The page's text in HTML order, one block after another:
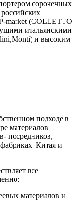
сорочечных
market (COLLETTO
итальянскими
и высоким
подходе в
материалов
посредников,
Китая и
все
материалов и